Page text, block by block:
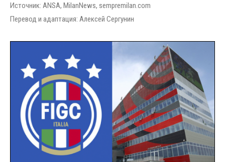
Источник: ANSA, MilanNews, sempremilan.com
Перевод и адаптация: Алексей Сергунин